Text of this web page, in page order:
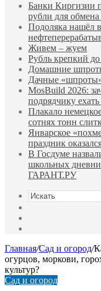
Банки Киргизии
рубли для
Подоляка нашёл
Живем – жуем
Рубль крепкий
Домашние
Дачные
MosBuild 2026:
подрядчиĸу
Плакало
сотнях тонн
Январское
праздник
В Госдуме
школьных
ГАРАНТ.РУ
Главная/Сад и огород/
огурцов, моркови,
культур?
Сад и огород